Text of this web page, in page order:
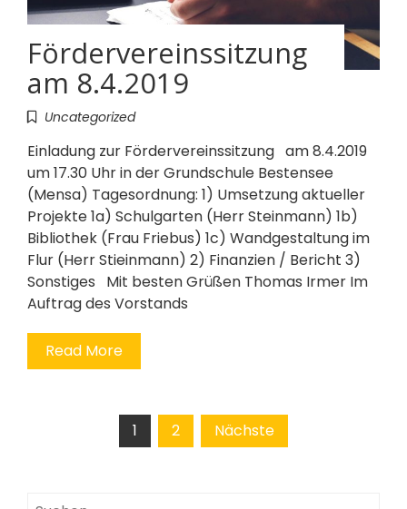
Fördervereinssitzung
am 8.4.2019
Uncategorized
Einladung zur Fördervereinssitzung am 8.4.2019
um 17.30 Uhr in der Grundschule Bestensee
(Mensa) Tagesordnung: 1) Umsetzung aktueller
Projekte 1a) Schulgarten (Herr Steinmann) 1b)
Bibliothek (Frau Friebus) 1c) Wandgestaltung im
Flur (Herr Stieinmann) 2) Finanzien / Bericht 3)
Sonstiges Mit besten Grüßen Thomas Irmer Im
Auftrag des Vorstands
Read More
Seitennummerierung
1 2 Nächste
Suchen